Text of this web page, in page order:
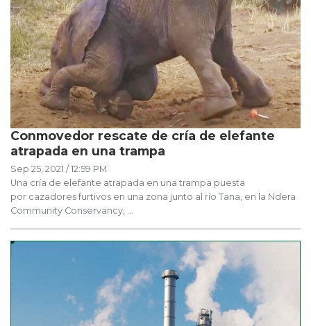
Conmovedor rescate de cría de elefante
atrapada en una trampa
Sep 25, 2021 / 12:59 PM
Una cría de elefante atrapada en una trampa puesta
por cazadores furtivos en una zona junto al río Tana, en la Ndera
Community Conservancy, ...